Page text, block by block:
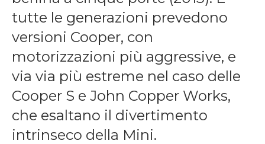
tutte le generazioni prevedono
versioni Cooper, con
motorizzazioni più aggressive, e
via via più estreme nel caso delle
Cooper S e John Copper Works,
che esaltano il divertimento
intrinseco della Mini.